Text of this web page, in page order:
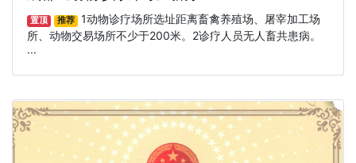
置顶 推荐
1动物诊疗场所选址距离畜禽养殖场、屠宰加工场
所、动物交易场所不少于200米。2诊疗人员无人畜共患病。
···